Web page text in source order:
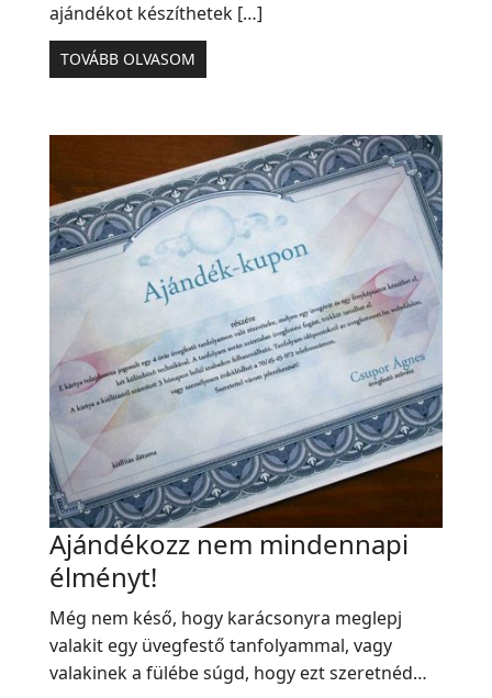
ajándékot készíthetek […]
TOVÁBB OLVASOM
Ajándékozz nem mindennapi
élményt!
Még nem késő, hogy karácsonyra meglepj
valakit egy üvegfestő tanfolyammal, vagy
valakinek a fülébe súgd, hogy ezt szeretnéd…